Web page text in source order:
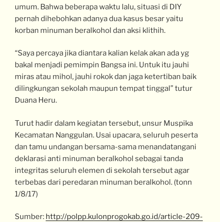
umum. Bahwa beberapa waktu lalu, situasi di DIY
pernah dihebohkan adanya dua kasus besar yaitu
korban minuman beralkohol dan aksi klithih.
“Saya percaya jika diantara kalian kelak akan ada yg
bakal menjadi pemimpin Bangsa ini. Untuk itu jauhi
miras atau mihol, jauhi rokok dan jaga ketertiban baik
dilingkungan sekolah maupun tempat tinggal” tutur
Duana Heru.
Turut hadir dalam kegiatan tersebut, unsur Muspika
Kecamatan Nanggulan. Usai upacara, seluruh peserta
dan tamu undangan bersama-sama menandatangani
deklarasi anti minuman beralkohol sebagai tanda
integritas seluruh elemen di sekolah tersebut agar
terbebas dari peredaran minuman beralkohol. (tonn
1/8/17)
Sumber: http://polpp.kulonprogokab.go.id/article-209-